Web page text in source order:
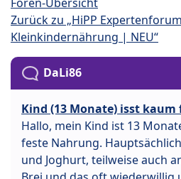
Zurück zu „HiPP
Kleinkindernährung | NEU“
DaLi86
Kind (13 Monate) isst
Hallo, mein Kind ist 13
feste Nahrung.
und Joghurt, teilweise auch